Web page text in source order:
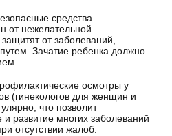
средства
от нежелательной
от заболеваний,
Зачатие ребенка должно
осмотры у
(гинекологов для женщин и
что позволит
и развитие многих заболеваний
отсутствии жалоб.